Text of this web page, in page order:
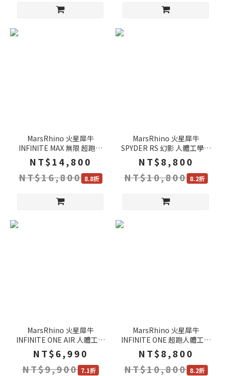
MarsRhino 火星犀牛
INFINITE MAX 無限 超跑人
體工學椅 4D可調扶手 靜音腳
輪 電腦椅 辦公椅 賽車椅
NT$14,800
NT$16,800 8.8折
MarsRhino 火星犀牛
SPYDER RS 幻影 人體工學椅
追背椅 4D扶手 電競椅 電腦
椅 工學椅 主管椅
NT$8,800
NT$10,800 8.2折
MarsRhino 火星犀牛
INFINITE ONE AIR 人體工學
椅 網布椅座 4D扶手 電腦椅
辦公椅 賽車椅
NT$6,990
NT$9,900 7.1折
MarsRhino 火星犀牛
INFINITE ONE 超跑人體工學
椅 紓壓椅座 3D可調式扶手
2D透氣紓壓 電腦椅 辦公椅
賽車椅
NT$8,800
NT$10,800 8.2折